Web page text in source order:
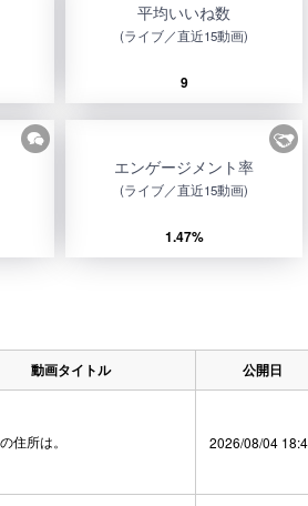
平均いいね数
(ライブ／直近15動画)
9
エンゲージメント率
(ライブ／直近15動画)
1.47%
動画タイトル 公開日
住所は。 2026/08/04